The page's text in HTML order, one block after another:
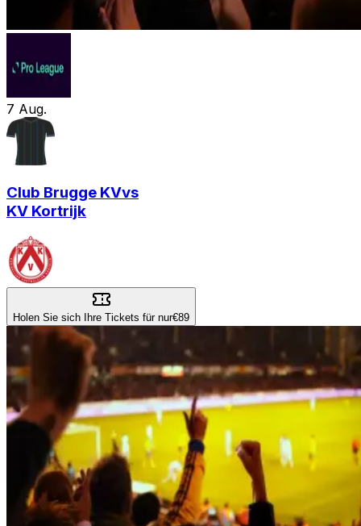
7 Aug.
Club Brugge KVvs
KV Kortrijk
Holen Sie sich Ihre Tickets für nur€89